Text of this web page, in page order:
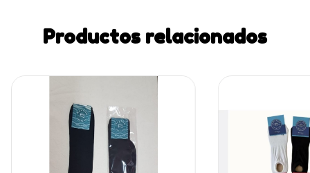
Productos relacionados